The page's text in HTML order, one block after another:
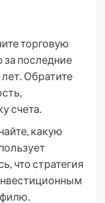
торговую
последние
Обратите
счета.
какую
что стратегия